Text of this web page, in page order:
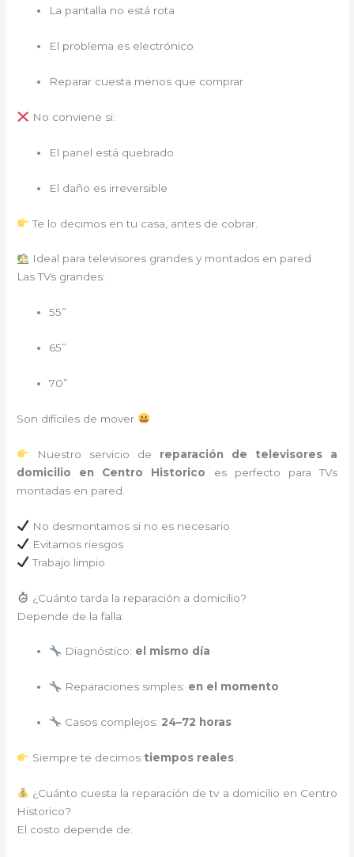
La pantalla no está rota
El problema es electrónico
Reparar cuesta menos que comprar
No conviene si:
El panel está quebrado
El daño es irreversible
Te lo decimos en tu casa, antes de cobrar.
Ideal para televisores grandes y montados en pared
Las TVs grandes:
55”
65”
70”
Son difíciles de mover
Nuestro servicio de reparación de televisores a
domicilio en Centro Historico es perfecto para TVs
montadas en pared.
No desmontamos si no es necesario
Evitamos riesgos
Trabajo limpio
¿Cuánto tarda la reparación a domicilio?
Depende de la falla:
Diagnóstico: el mismo día
Reparaciones simples: en el momento
Casos complejos: 24–72 horas
Siempre te decimos tiempos reales.
¿Cuánto cuesta la reparación de tv a domicilio en Centro
Historico?
El costo depende de: